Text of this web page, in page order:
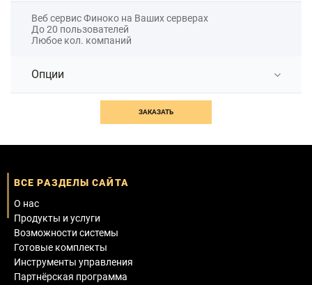
Веб сервис Финоко на Ваших серверах
До 20 пользователей
Любое кол. компаний
Опции
ЗАКАЗАТЬ
ВСЕ РАЗДЕЛЫ САЙТА
О нас
Продукты и услуги
Возможности системы
Готовые комплекты
Инструменты управления
Партнёрская программа